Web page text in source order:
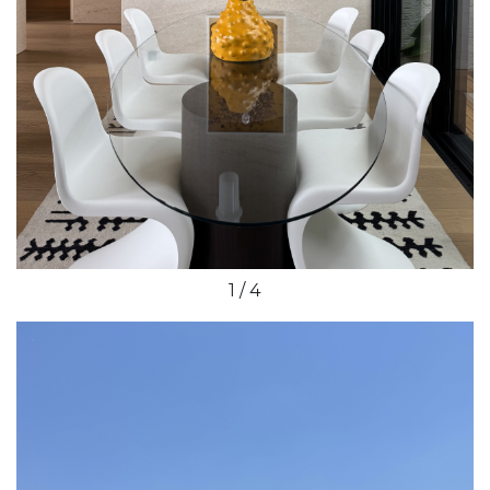
1 / 4